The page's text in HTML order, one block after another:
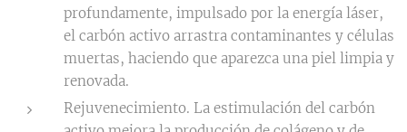
profundamente, impulsado por la energía láser,
el carbón activo arrastra contaminantes y células
muertas, haciendo que aparezca una piel limpia y
renovada.
Rejuvenecimiento. La estimulación del carbón